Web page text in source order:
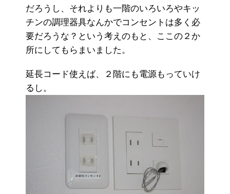
だろうし、それよりも一階のいろいろやキッ
チンの調理器具なんかでコンセントは多く必
要だろうな？という考えのもと、ここの２か
所にしてもらまいました。
延長コード使えば、２階にも電源もっていけ
るし。